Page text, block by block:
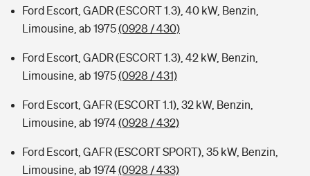
Ford Escort, GADR (ESCORT 1.3), 40 kW, Benzin,
Limousine, ab 1975(0928 / 430)
Ford Escort, GADR (ESCORT 1.3), 42 kW, Benzin,
Limousine, ab 1975(0928 / 431)
Ford Escort, GAFR (ESCORT 1.1), 32 kW, Benzin,
Limousine, ab 1974(0928 / 432)
Ford Escort, GAFR (ESCORT SPORT), 35 kW, Benzin,
Limousine, ab 1974(0928 / 433)